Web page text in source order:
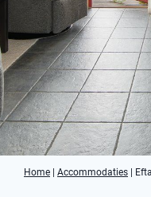
Home Accommodaties